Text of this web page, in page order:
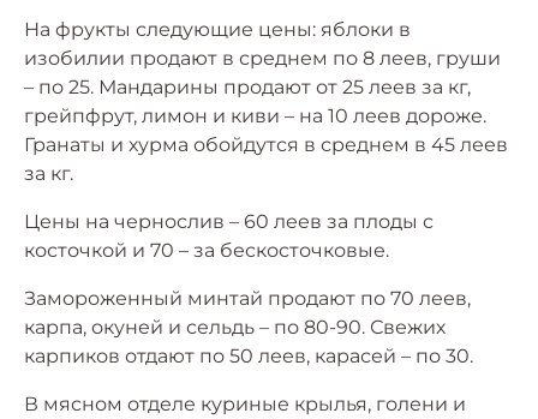
На фрукты следующие цены: яблоки в
изобилии продают в среднем по 8 леев, груши
– по 25. Мандарины продают от 25 леев за кг,
грейпфрут, лимон и киви – на 10 леев дороже.
Гранаты и хурма обойдутся в среднем в 45 леев
за кг.
Цены на чернослив – 60 леев за плоды с
косточкой и 70 – за бескосточковые.
Замороженный минтай продают по 70 леев,
карпа, окуней и сельдь – по 80-90. Свежих
карпиков отдают по 50 леев, карасей – по 30.
В мясном отделе куриные крылья, голени и